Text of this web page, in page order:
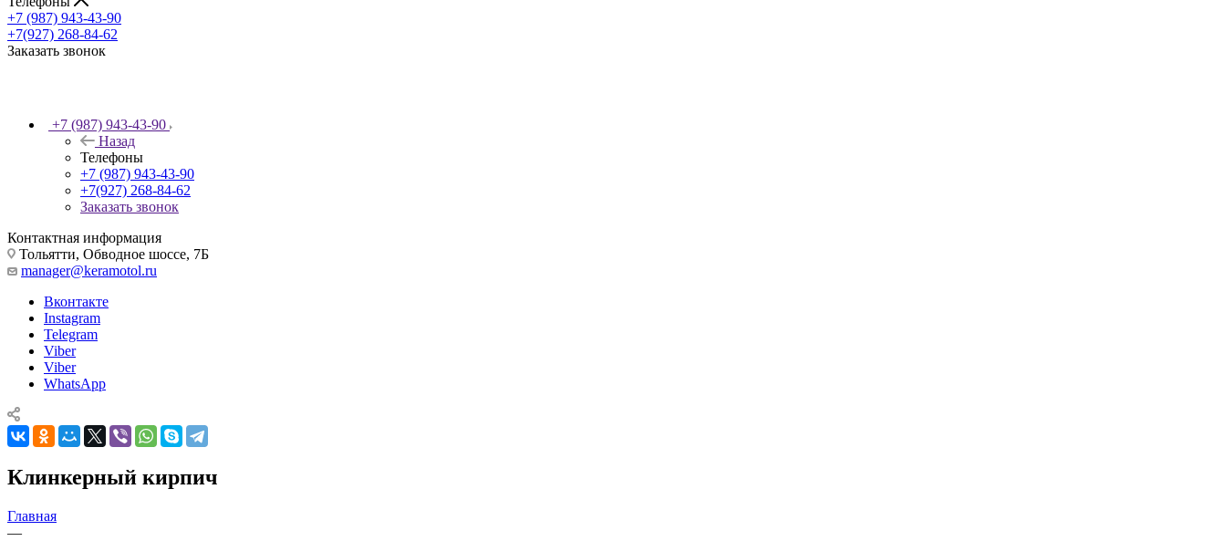
+7 (987) 943-43-90
+7(927) 268-84-62
Заказать звонок
+7 (987) 943-43-90
Назад
Телефоны
+7 (987) 943-43-90
+7(927) 268-84-62
Заказать звонок
Контактная информация
Тольятти, Обводное шоссе, 7Б
manager@keramotol.ru
Вконтакте
Instagram
Telegram
Viber
Viber
WhatsApp
Клинкерный кирпич
Главная
—